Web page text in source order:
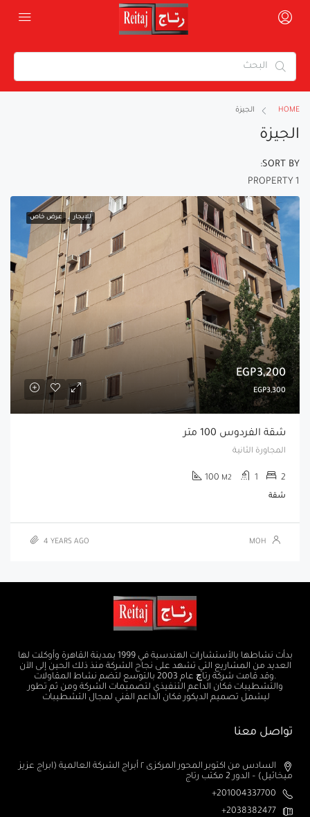
HOME الجيزة
الجيزة
1 PROPERTY
SORT BY:
للإيجار عرض خاص
EGP3,200
EGP3,300
شقة الفردوس 100 متر
المجاورة الثانية
2
1
100 M2
شقة
MOH
4 YEARS AGO
بدأت نشاطها بالأستشارات الهندسية في 1999 بمدينة القاهرة وأوكلت لها
العديد من المشاريع التي تشهد على نجاح الشركة منذ ذلك الحين إلى الآن
.وقد قامت شركة رتاچ عام 2003 بالتوسع لتضم نشاط المقاولات
والتشطيبات فكان الداعم التنفيذي لتصميمات الشركة ومن ثم تطور
ليشمل تصميم الديكور فكان الداعم الفني لمجال التشطيبات
تواصل معنا
السادس من اكتوبر المحور المركزى ٢ أبراج الشركة العالمية (ابراج عزيز
ميخائيل) – الدور 2 مكتب رتاج
201004337700+
2038382477+